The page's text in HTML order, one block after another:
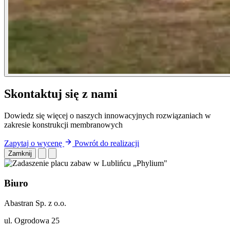
Skontaktuj się z nami
Dowiedz się więcej o naszych innowacyjnych rozwiązaniach w
zakresie konstrukcji membranowych
Zapytaj o wycenę Powrót do realizacji
Zamknij
Biuro
Abastran Sp. z o.o.
ul. Ogrodowa 25